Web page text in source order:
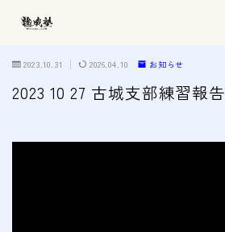
MENU
2023.10.31 2026.04.10 お知らせ
2023 10 27 古城支部練習報告